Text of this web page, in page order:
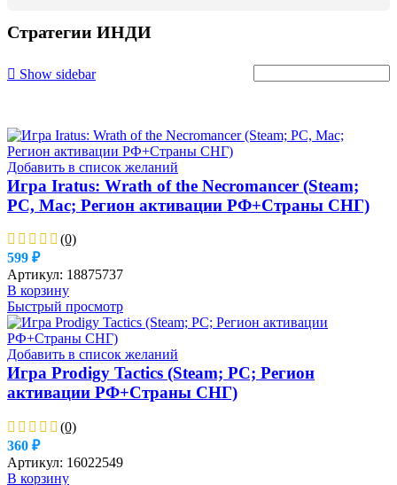
Стратегии ИНДИ
Show sidebar
Добавить в список желаний
Игра Iratus: Wrath of the Necromancer (Steam;
PC, Mac; Регион активации РФ+Страны СНГ)
(0)
599 ₽
Артикул: 18875737
В корзину
Быстрый просмотр
Добавить в список желаний
Игра Prodigy Tactics (Steam; PC; Регион
активации РФ+Страны СНГ)
(0)
360 ₽
Артикул: 16022549
В корзину